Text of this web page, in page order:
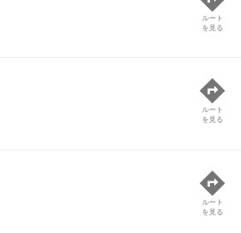
ルート
を見る
ルート
を見る
ルート
を見る